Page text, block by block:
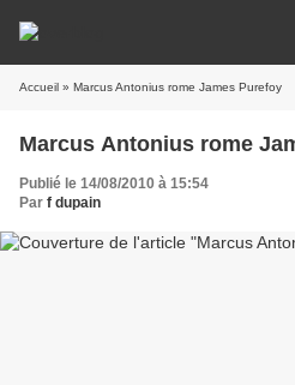
Accueil » Marcus Antonius rome James Purefoy
Marcus Antonius rome
Publié le 14/08/2010 à 15:54
Par f dupain